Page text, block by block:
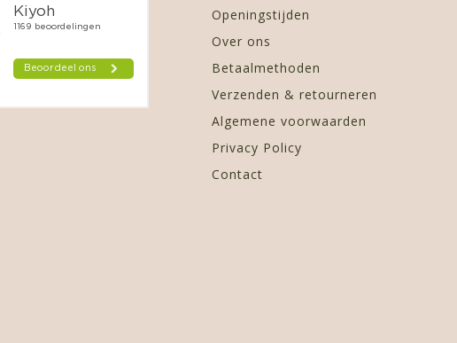
Openingstijden
Over ons
Betaalmethoden
Verzenden & retourneren
Algemene voorwaarden
Privacy Policy
Contact